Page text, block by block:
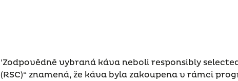
'Zodpovědně vybraná káva neboli responsibly
(RSC)“ znamená, že káva byla zakoupena v rámci